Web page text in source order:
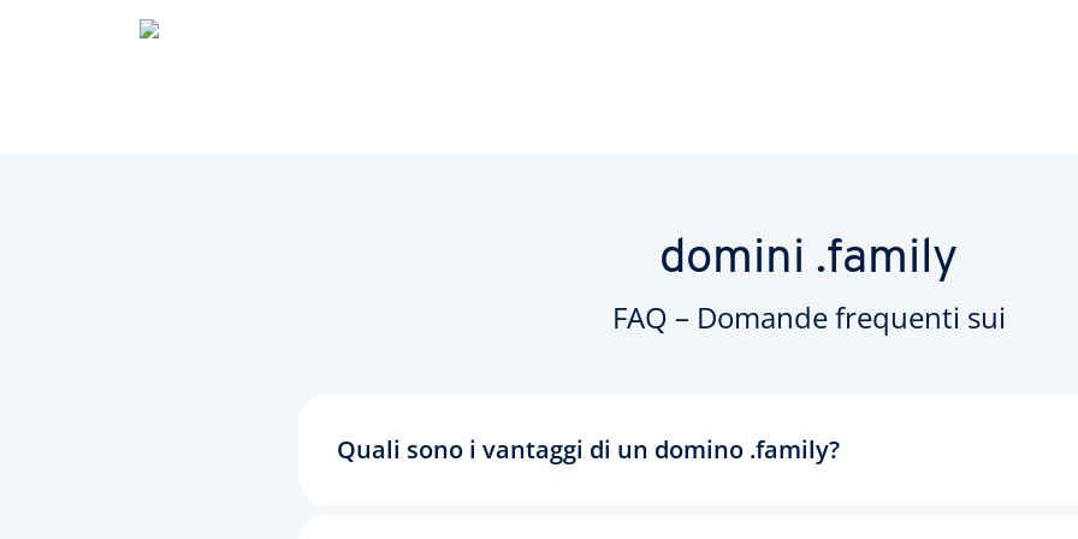
domini .family
FAQ – Domande frequenti sui
Quali sono i vantaggi di un domino .family?